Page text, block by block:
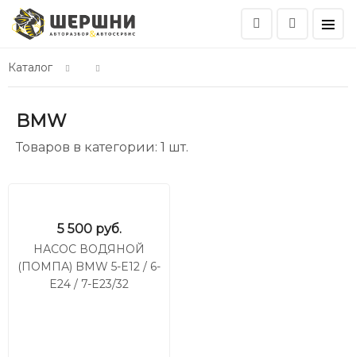
Каталог
BMW
Товаров в категории: 1 шт.
5 500 руб.
НАСОС ВОДЯНОЙ
(ПОМПА) BMW 5-E12 / 6-
E24 / 7-E23/32